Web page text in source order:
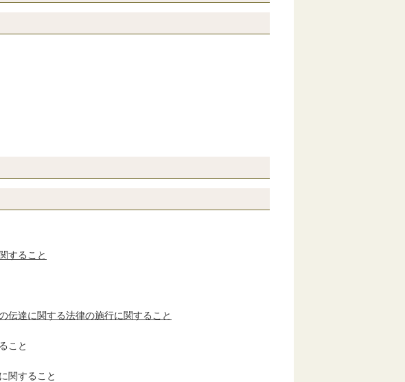
すること
伝達に関する法律の施行に関すること
こと
関すること